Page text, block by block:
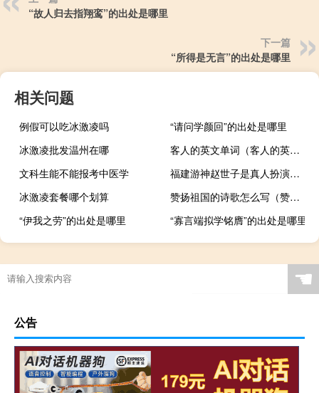
“故人归去指翔鸾”的出处是哪里
下一篇
“所得是无言”的出处是哪里
相关问题
例假可以吃冰激凌吗
“请问学颜回”的出处是哪里
冰激凌批发温州在哪
客人的英文单词（客人的英文）
文科生能不能报考中医学
福建游神赵世子是真人扮演吗 福建游神的赵世子是谁
冰激凌套餐哪个划算
赞扬祖国的诗歌怎么写（赞扬祖国的诗歌）
“伊我之劳”的出处是哪里
“寡言端拟学铭膺”的出处是哪里
☚
公告